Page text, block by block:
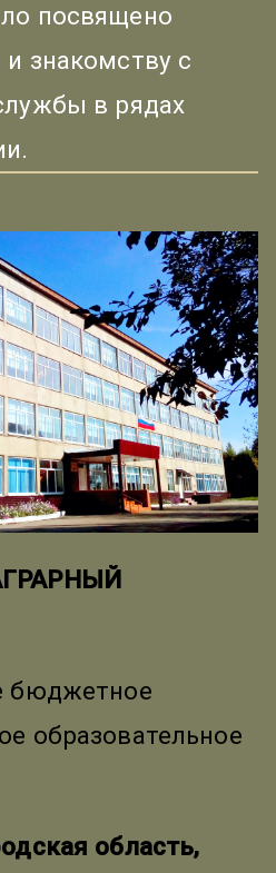
посвящено
знакомству с
в рядах
бюджетное
образовательное
область,